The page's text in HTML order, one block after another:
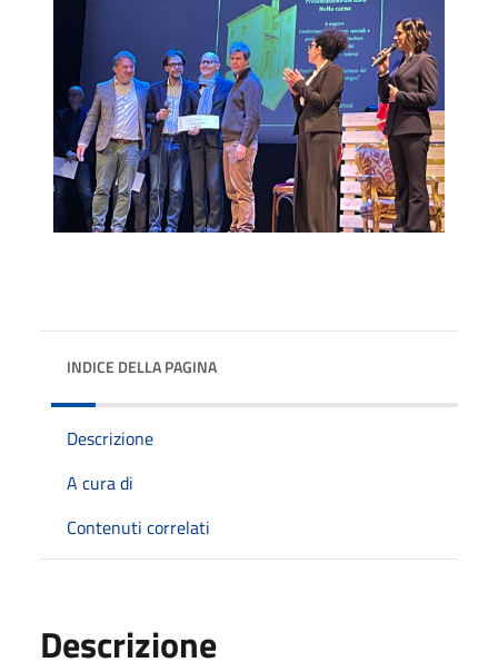
INDICE DELLA PAGINA
Descrizione
A cura di
Contenuti correlati
Descrizione